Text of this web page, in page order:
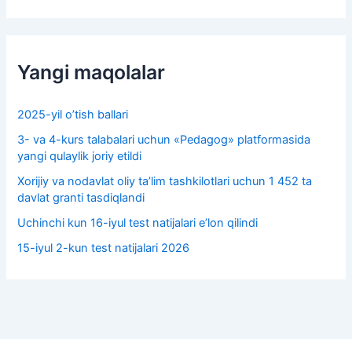
Yangi maqolalar
2025-yil o’tish ballari
3- va 4-kurs talabalari uchun «Pedagog» platformasida
yangi qulaylik joriy etildi
Xorijiy va nodavlat oliy taʼlim tashkilotlari uchun 1 452 ta
davlat granti tasdiqlandi
Uchinchi kun 16-iyul test natijalari e’lon qilindi
15-iyul 2-kun test natijalari 2026